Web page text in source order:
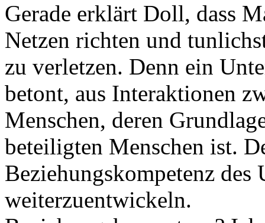
Gerade erklärt Doll, dass
Netzen richten und
zu verletzen. Denn ein
betont, aus Interaktionen
Menschen, deren
beteiligten Menschen ist.
Beziehungskompetenz des
weiterzuentwickeln.